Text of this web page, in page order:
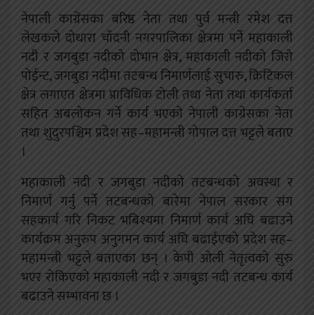
नेपाली काग्रेंसका बरिष्ठ नेता तथा पुर्व मन्त्री रमेश दत्त
लेखकले दोधारा चाँदनी नगरपालिका क्षेत्रमा पर्ने महाकाली
नदी र जगबुडा नदीको दोभान क्षेत्र, महाकाली नदीको जिरो
पोईन्ट, जगबुडा नदीमा तटबन्ध निमार्णलाई सुचारु, क्रिटिकल
क्षेत्र लगाएत क्षेत्रमा प्राविधिक टोली तथा नेता तथा कार्यकर्ता
सहित अबलोकन गर्ने कार्य भएको नेपाली काग्रेसका नेता
तथा शुदुरपश्चिम प्रदेश सह–महामन्त्री गोपाल दत्त भट्टले बताए
।
महाकाली नदी र जगबुडा नदीको तटबन्धको अवस्था र
निमार्ण गर्नु पर्ने तटबन्धको बारेमा नेपाल सरकार संग
सहकार्य गरि निकट भबिश्यमा निमार्ण कार्य अघि बढाउने
कार्यक्रम अनुरुप अनुगमन कार्य अघि बढाईएको प्रदेश सह–
महामन्त्री भट्टले बताएका छन् । केपी ओली नेतृत्वको सुरु
भएर रोकिएको महाकाली नदी र जगबुडा नदी तटबन्ध कार्य
बढाउने सम्भावना छ ।